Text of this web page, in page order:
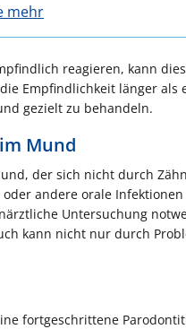
mehr
reagieren, kann
Empfindlichkeit länger als
gezielt zu behandeln.
Mund
der sich nicht durch
andere orale
Untersuchung
kann nicht nur durch
fortgeschrittene